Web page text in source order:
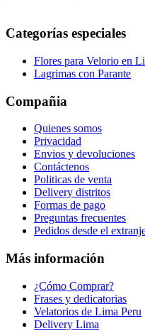
Categorías especiales
Flores para Velorio en
Lagrimas con Parante
Compañia
Quienes somos
Privacidad
Envios y devoluciones
Contáctenos
Politicas de venta
Delivery distritos
Formas de pago
Preguntas frecuentes
Pedidos desde el
Más información
¿Cómo Comprar?
Frases y dedicatorias
Velatorios de Lima Peru
Delivery Lima